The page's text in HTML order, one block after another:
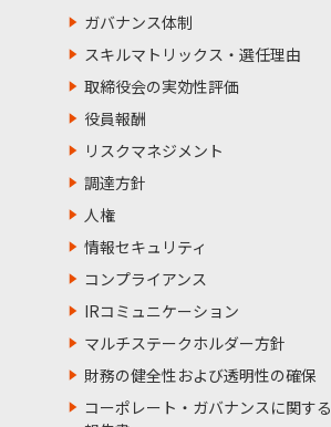
ガバナンス体制
スキルマトリックス・選任理由
取締役会の実効性評価
役員報酬
リスクマネジメント
調達方針
人権
情報セキュリティ
コンプライアンス
IRコミュニケーション
マルチステークホルダー方針
財務の健全性および透明性の確保
コーポレート・ガバナンスに関する